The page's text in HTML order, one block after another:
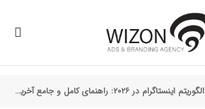
الگوریتم اینستاگرام در ۲۰۲۶: راهنمای کامل و جامع آخرین تغییرات